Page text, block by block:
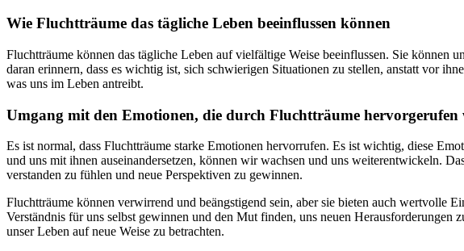
Wie Fluchtträume das tägliche Leben beeinflussen können
Fluchtträume können das tägliche Leben auf vielfältige Weise beeinflussen. Sie können
daran erinnern, dass es wichtig ist, sich schwierigen Situationen zu stellen, anstatt vor
was uns im Leben antreibt.
Umgang mit den Emotionen, die durch Fluchtträume hervorgerufen
Es ist normal, dass Fluchtträume starke Emotionen hervorrufen. Es ist wichtig, diese
und uns mit ihnen auseinandersetzen, können wir wachsen und uns weiterentwickeln.
verstanden zu fühlen und neue Perspektiven zu gewinnen.
Fluchtträume können verwirrend und beängstigend sein, aber sie bieten auch wertvolle
Verständnis für uns selbst gewinnen und den Mut finden, uns neuen Herausforderungen
unser Leben auf neue Weise zu betrachten.